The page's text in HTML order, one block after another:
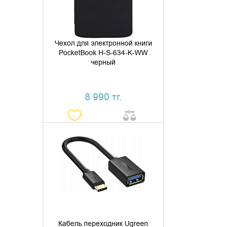
Чехол для электронной книги
PocketBook H-S-634-K-WW
черный
8 990 тг.
Кабель переходник Ugreen
ДОБАВИТЬ В КОРЗИНУ
КУПИТЬ В 1 КЛИК